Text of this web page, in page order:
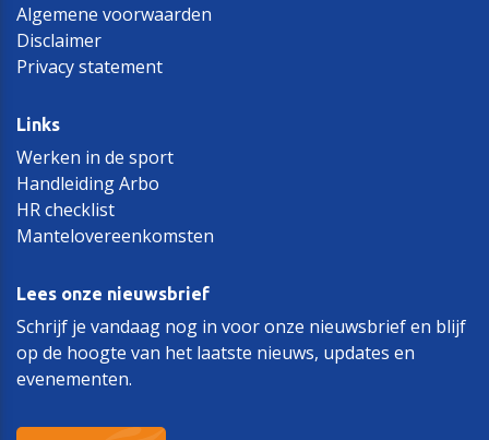
Algemene voorwaarden
Disclaimer
Privacy statement
Links
Werken in de sport
Handleiding Arbo
HR checklist
Mantelovereenkomsten
Lees onze nieuwsbrief
Schrijf je vandaag nog in voor onze nieuwsbrief en blijf
op de hoogte van het laatste nieuws, updates en
evenementen.